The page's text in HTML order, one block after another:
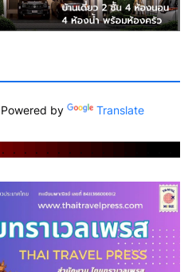
Powered by Translate
. . . . . . .